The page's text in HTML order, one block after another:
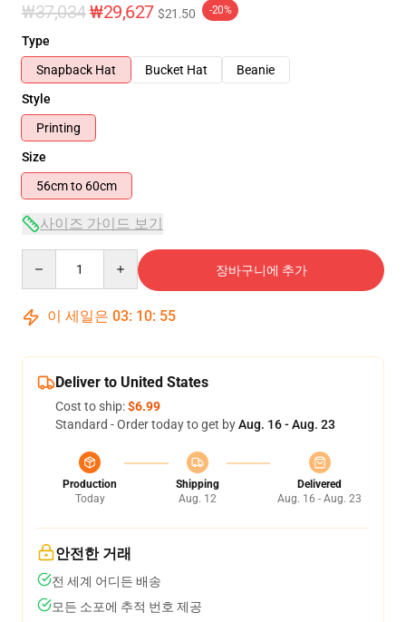
₩37,034₩29,627 $21.50 -20%
Type
Snapback Hat
Bucket Hat
Beanie
Style
Printing
Size
56cm to 60cm
사이즈 가이드 보기
장바구니에 추가
이 세일은 03: 10: 55
Deliver to United States
Cost to ship:$6.99
Standard - Order today to get byAug. 16 - Aug. 23
Production
Today
Shipping
Aug. 12
Delivered
Aug. 16 - Aug. 23
안전한 거래
전 세계 어디든 배송
모든 소포에 추적 번호 제공